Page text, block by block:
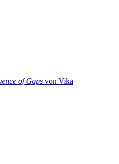
of Gaps von Vika